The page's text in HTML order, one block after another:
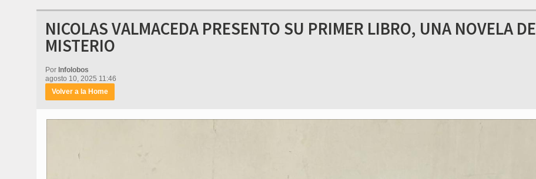
NICOLAS VALMACEDA PRESENTO SU PRIMER LIBRO, UNA NOVELA DE
MISTERIO
Por Infolobos
agosto 10, 2025 11:46
Volver a la Home